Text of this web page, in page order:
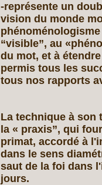
‑représente un
vision du monde
“visible”, au
du mot, et à
permis tous les
tous nos rapports
La technique à son
la « praxis”, qui
primat, accordé à
dans le sens
saut de la foi dans
jours.